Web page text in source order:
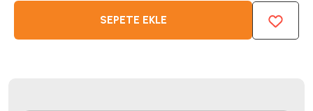
SEPETE EKLE